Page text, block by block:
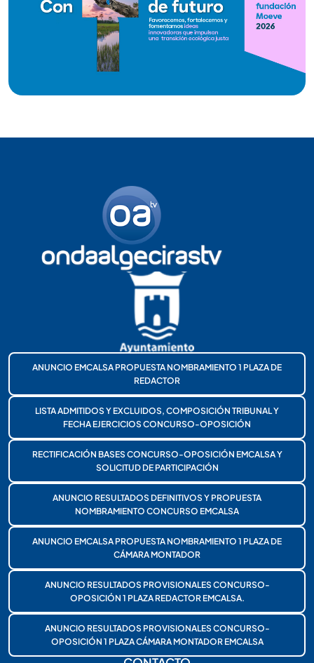
ANUNCIO EMCALSA PROPUESTA NOMBRAMIENTO 1 PLAZA DE
REDACTOR
LISTA ADMITIDOS Y EXCLUIDOS, COMPOSICIÓN TRIBUNAL Y
FECHA EJERCICIOS CONCURSO-OPOSICIÓN
RECTIFICACIÓN BASES CONCURSO-OPOSICIÓN EMCALSA Y
SOLICITUD DE PARTICIPACIÓN
ANUNCIO RESULTADOS DEFINITIVOS Y PROPUESTA
NOMBRAMIENTO CONCURSO EMCALSA
ANUNCIO EMCALSA PROPUESTA NOMBRAMIENTO 1 PLAZA DE
CÁMARA MONTADOR
ANUNCIO RESULTADOS PROVISIONALES CONCURSO-
OPOSICIÓN 1 PLAZA REDACTOR EMCALSA.
ANUNCIO RESULTADOS PROVISIONALES CONCURSO-
OPOSICIÓN 1 PLAZA CÁMARA MONTADOR EMCALSA